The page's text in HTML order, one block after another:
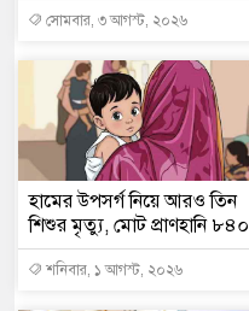
সোমবার, ৩ আগস্ট, ২০২৬
হামের উপসর্গ নিয়ে আরও তিন
শিশুর মৃত্যু, মোট প্রাণহানি ৮৪০
শনিবার, ১ আগস্ট, ২০২৬